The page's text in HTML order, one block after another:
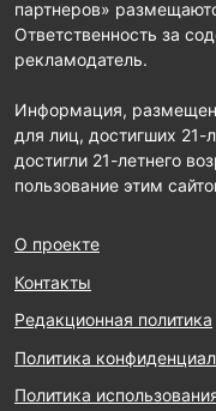
партнеров»
Ответственность за
рекламодатель.
Информация,
для лиц, достигших 21-
достигли 21-летнего
пользование этим
О проекте
Контакты
Редакционная политика
Политика
Политика